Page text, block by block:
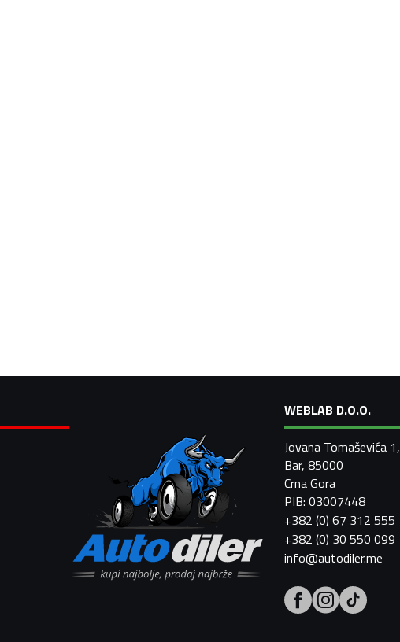
WEBLAB D.O.O.
Jovana Tomaševića 1,
Bar, 85000
Crna Gora
PIB: 03007448
+382 (0) 67 312 555
+382 (0) 30 550 099
info@autodiler.me